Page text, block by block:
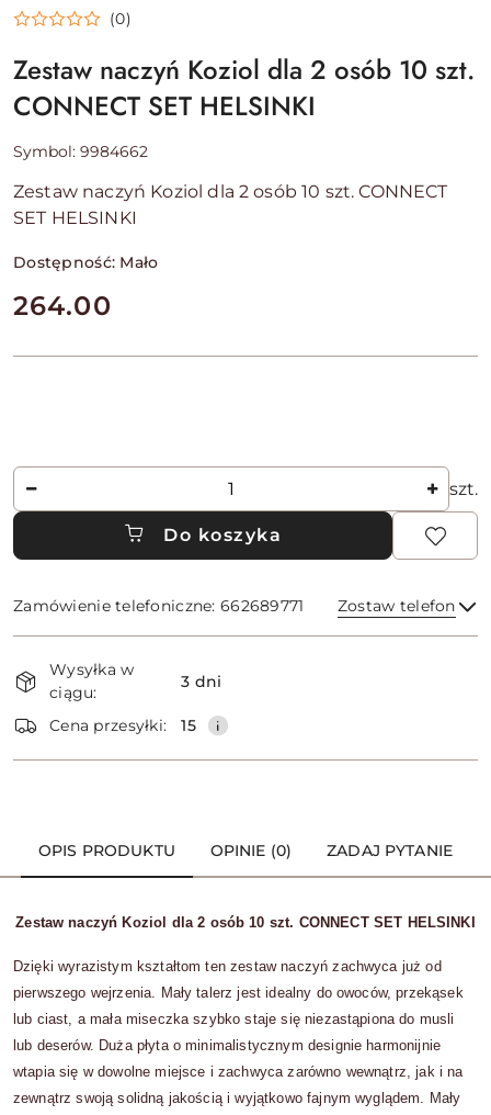
(0)
Zestaw naczyń Koziol dla 2 osób 10 szt.
CONNECT SET HELSINKI
Symbol: 9984662
Zestaw naczyń Koziol dla 2 osób 10 szt. CONNECT
SET HELSINKI
Dostępność: Mało
cena:
264.00
Ilość szt.
Do koszyka
Zamówienie telefoniczne: 662689771 Zostaw telefon
i
dostawa
Wysyłka w
ciągu:
3 dni
Cena przesyłki: 15
OPIS PRODUKTU OPINIE (0) ZADAJ PYTANIE
Zestaw naczyń Koziol dla 2 osób 10 szt. CONNECT SET HELSINKI
Dzięki wyrazistym kształtom ten zestaw naczyń zachwyca już od
pierwszego wejrzenia. Mały talerz jest idealny do owoców, przekąsek
lub ciast, a mała miseczka szybko staje się niezastąpiona do musli
lub deserów. Duża płyta o minimalistycznym designie harmonijnie
wtapia się w dowolne miejsce i zachwyca zarówno wewnątrz, jak i na
zewnątrz swoją solidną jakością i wyjątkowo fajnym wyglądem. Mały